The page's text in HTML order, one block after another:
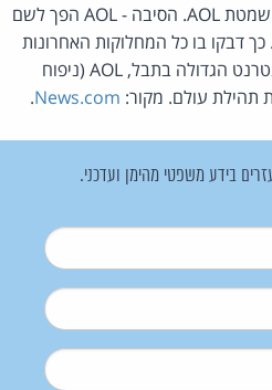
לשנות את השם. איך? על-ידי השמטת AOL. הסיבה - AOL הפך לשם
דבקו בו כל המחלוקות האחרונות
שנכרכו בשמה של ספקית האינטרנט הגדולה בתבל, AOL (ניפוח
תהילת עולם. מקור: News.com
.
בידע משפטי מהימן ועדכני.